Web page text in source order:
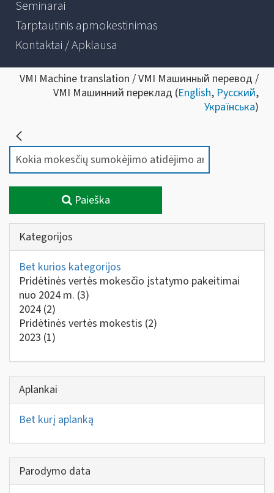
Seminarai
Tarptautinis apmokestinimas
Kontaktai / Apklausa
VMI Machine translation / VMI Машинный перевод /
VMI Машинний переклад (English, Русский,
Українська)
Paieška
Kategorijos
Bet kurios kategorijos
Pridėtinės vertės mokesčio įstatymo pakeitimai
nuo 2024 m. (3)
2024 (2)
Pridėtinės vertės mokestis (2)
2023 (1)
Aplankai
Bet kurį aplanką
Parodymo data